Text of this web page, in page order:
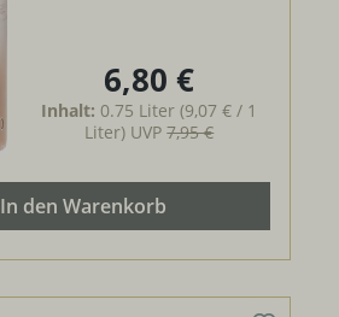
Regulärer Preis:
6,80 €
Inhalt: 0.75 Liter(9,07 € / 1
Liter) UVP7,95 €
In den Warenkorb